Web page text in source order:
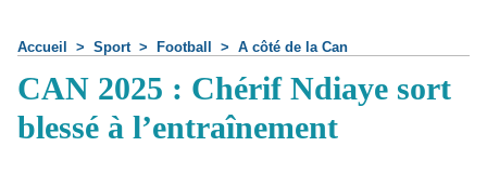
Accueil > Sport > Football > A côté de la Can
CAN 2025 : Chérif Ndiaye sort
blessé à l’entraînement